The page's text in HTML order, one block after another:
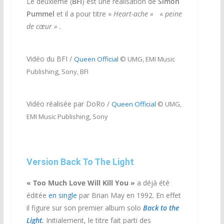
Pummel et il a pour titre « Heart-ache » « peine
de cœur » .
Vidéo du BFI / Queen Official © UMG, EMI Music
Publishing, Sony, BFI
Vidéo réalisée par DoRo / Queen Official © UMG,
EMI Music Publishing, Sony
Version Back To The Light
« Too Much Love Will Kill You » a déjà été
éditée en single par Brian May en 1992. En effet
il figure sur son premier album solo Back to the
Light. Initialement, le titre fait parti des